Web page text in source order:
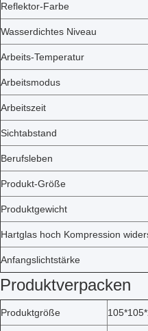
Reflektor-Farbe
Wasserdichtes Niveau
Arbeits-Temperatur
Arbeitsmodus
Arbeitszeit
Sichtabstand
Berufsleben
Produkt-Größe
Produktgewicht
Hartglas hoch Kompression
Anfangslichtstärke
Produktverpacken
Produktgröße